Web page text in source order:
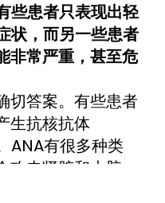
些患者只表现出轻
状，而另一些患者
非常严重，甚至危
切答案。有些患者
生抗核抗体
ANA有很多种类
攻击肾脏和大脑。